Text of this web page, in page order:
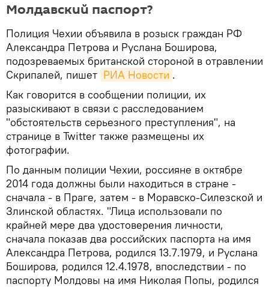
Молдавский паспорт?
Полиция Чехии объявила в розыск граждан РФ
Александра Петрова и Руслана Боширова,
подозреваемых британской стороной в отравлении
Скрипалей, пишет РИА Новости .
Как говорится в сообщении полиции, их
разыскивают в связи с расследованием
"обстоятельств серьезного преступления", на
странице в Twitter также размещены их
фотографии.
По данным полиции Чехии, россияне в октябре
2014 года должны были находиться в стране -
сначала - в Праге, затем - в Моравско-Силезской и
Злинской областях. "Лица использовали по
крайней мере два удостоверения личности,
сначала показав два российских паспорта на имя
Александра Петрова, родился 13.7.1979, и Руслана
Боширова, родился 12.4.1978, впоследствии - по
паспорту Молдовы на имя Николая Попы, родился